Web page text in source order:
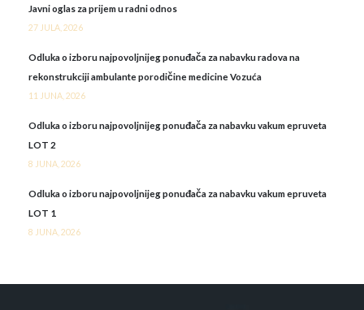
Javni oglas za prijem u radni odnos
27 JULA, 2026
Odluka o izboru najpovoljnijeg ponuđača za nabavku radova na
rekonstrukciji ambulante porodičine medicine Vozuća
11 JUNA, 2026
Odluka o izboru najpovoljnijeg ponuđača za nabavku vakum epruveta
LOT 2
8 JUNA, 2026
Odluka o izboru najpovoljnijeg ponuđača za nabavku vakum epruveta
LOT 1
8 JUNA, 2026